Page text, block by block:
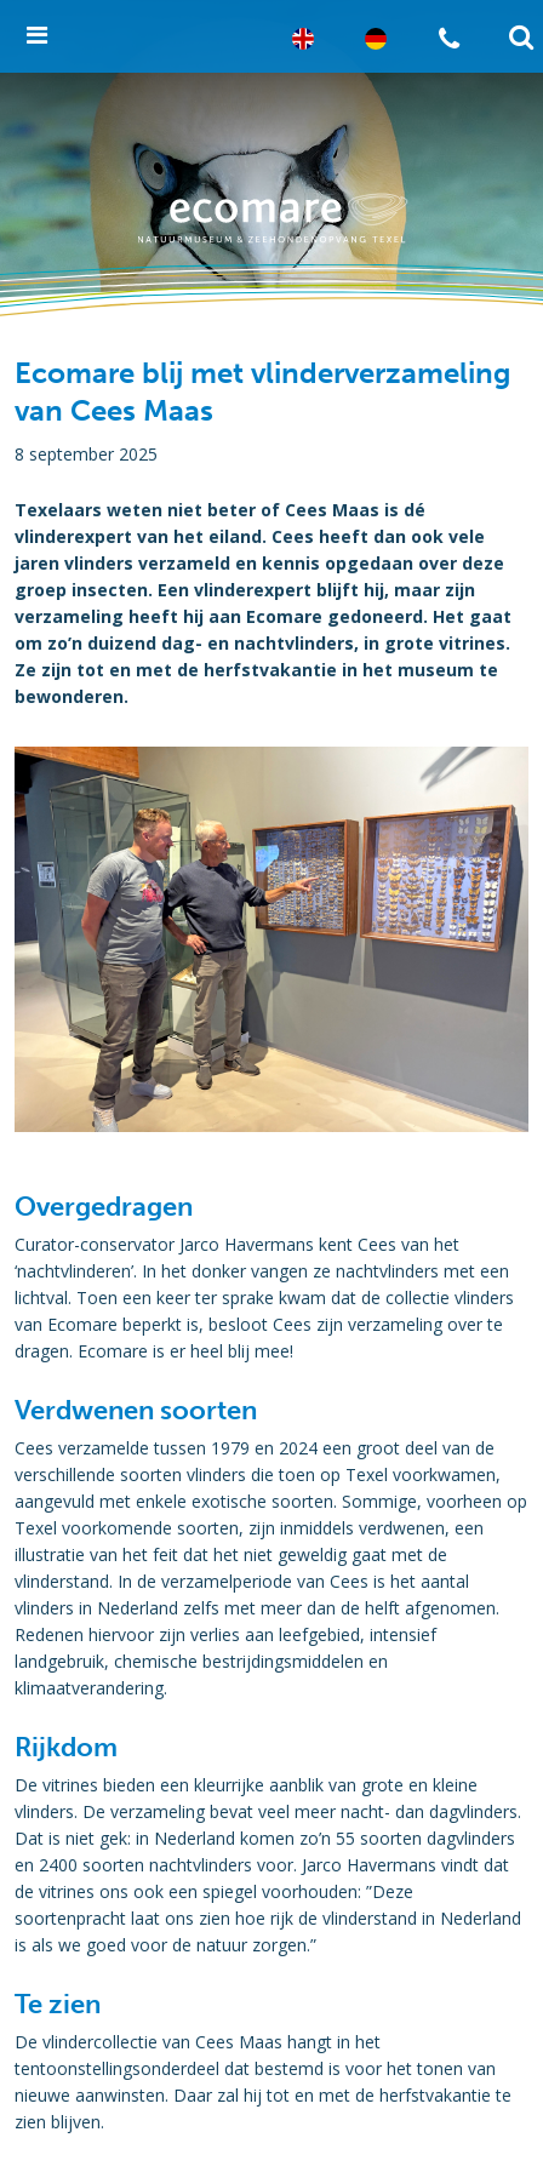
Ecomare blij met vlinderverzameling
van Cees Maas
8 september 2025
Texelaars weten niet beter of Cees Maas is dé
vlinderexpert van het eiland. Cees heeft dan ook vele
jaren vlinders verzameld en kennis opgedaan over deze
groep insecten. Een vlinderexpert blijft hij, maar zijn
verzameling heeft hij aan Ecomare gedoneerd. Het gaat
om zo’n duizend dag- en nachtvlinders, in grote vitrines.
Ze zijn tot en met de herfstvakantie in het museum te
bewonderen.
Overgedragen
Curator-conservator Jarco Havermans kent Cees van het
‘nachtvlinderen’. In het donker vangen ze nachtvlinders met een
lichtval. Toen een keer ter sprake kwam dat de collectie vlinders
van Ecomare beperkt is, besloot Cees zijn verzameling over te
dragen. Ecomare is er heel blij mee!
Verdwenen soorten
Cees verzamelde tussen 1979 en 2024 een groot deel van de
verschillende soorten vlinders die toen op Texel voorkwamen,
aangevuld met enkele exotische soorten. Sommige, voorheen op
Texel voorkomende soorten, zijn inmiddels verdwenen, een
illustratie van het feit dat het niet geweldig gaat met de
vlinderstand. In de verzamelperiode van Cees is het aantal
vlinders in Nederland zelfs met meer dan de helft afgenomen.
Redenen hiervoor zijn verlies aan leefgebied, intensief
landgebruik, chemische bestrijdingsmiddelen en
klimaatverandering.
Rijkdom
De vitrines bieden een kleurrijke aanblik van grote en kleine
vlinders. De verzameling bevat veel meer nacht- dan dagvlinders.
Dat is niet gek: in Nederland komen zo’n 55 soorten dagvlinders
en 2400 soorten nachtvlinders voor. Jarco Havermans vindt dat
de vitrines ons ook een spiegel voorhouden: ”Deze
soortenpracht laat ons zien hoe rijk de vlinderstand in Nederland
is als we goed voor de natuur zorgen.”
Te zien
De vlindercollectie van Cees Maas hangt in het
tentoonstellingsonderdeel dat bestemd is voor het tonen van
nieuwe aanwinsten. Daar zal hij tot en met de herfstvakantie te
zien blijven.